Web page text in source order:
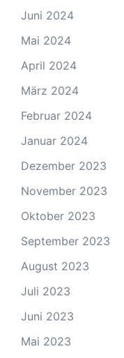
Juni 2024
Mai 2024
April 2024
März 2024
Februar 2024
Januar 2024
Dezember 2023
November 2023
Oktober 2023
September 2023
August 2023
Juli 2023
Juni 2023
Mai 2023